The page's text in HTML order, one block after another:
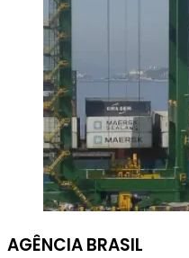
AGÊNCIA BRASIL